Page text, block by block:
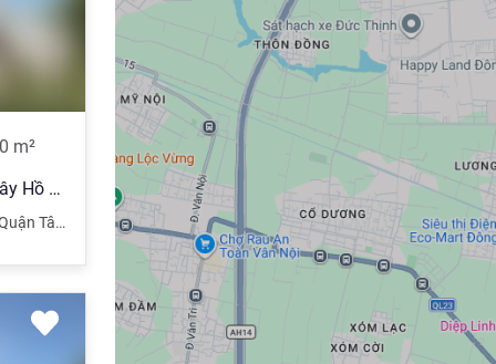
m²
Giảm 6 tỷ: BT Tô Ngọc Vân, Tây Hồ 210m, KD đỉnh, đẳng cấp thượng lưu
Tây Hồ Hà Nội